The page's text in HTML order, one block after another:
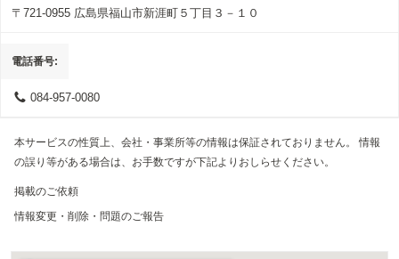
〒721-0955 広島県福山市新涯町５丁目３－１０
電話番号
084-957-0080
本サービスの性質上、会社・事業所等の情報は保証されておりません。 情報
の誤り等がある場合は、お手数ですが下記よりおしらせください。
掲載のご依頼
情報変更・削除・問題のご報告